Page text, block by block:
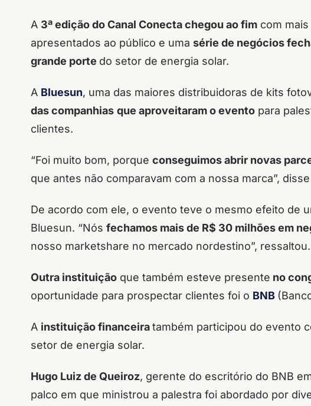
A 3ª edição do Canal Conecta chegou ao fim com mais
apresentados ao público e uma série de negócios
grande porte do setor de energia solar.
A Bluesun, uma das maiores distribuidoras de kits
das companhias que aproveitaram o evento para
clientes.
“Foi muito bom, porque conseguimos abrir novas
que antes não comparavam com a nossa marca”,
De acordo com ele, o evento teve o mesmo efeito de
Bluesun. “Nós fechamos mais de R$ 30 milhões em
nosso marketshare no mercado nordestino”, ressaltou.
Outra instituição que também esteve presente no
oportunidade para prospectar clientes foi o BNB
A instituição financeiratambém participou do evento
setor de energia solar.
Hugo Luiz de Queiroz, gerente do escritório do BNB
palco em que ministrou a palestra foi abordado por